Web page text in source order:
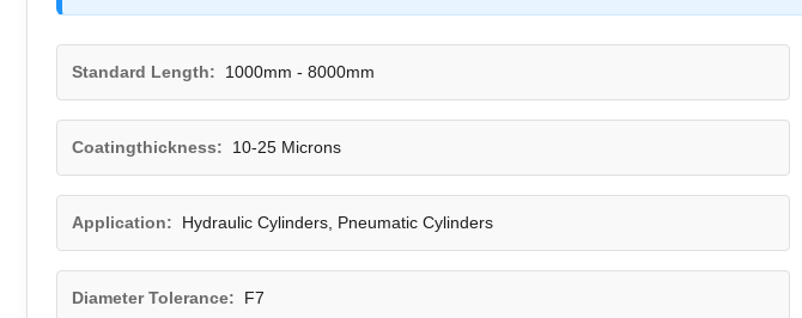
Standard Length: 1000mm - 8000mm
Coatingthickness: 10-25 Microns
Application: Hydraulic Cylinders, Pneumatic Cylinders
Diameter Tolerance: F7